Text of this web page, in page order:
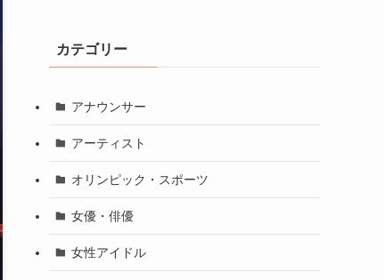
カテゴリー
アナウンサー
アーティスト
オリンピック・スポーツ
女優・俳優
女性アイドル